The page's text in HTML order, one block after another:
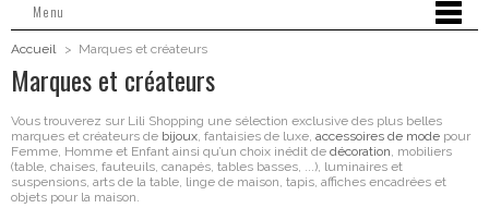
Menu
Accueil > Marques et créateurs
Marques et créateurs
Vous trouverez sur Lili Shopping une sélection exclusive des plus belles
marques et créateurs de bijoux, fantaisies de luxe, accessoires de mode pour
Femme, Homme et Enfant ainsi qu’un choix inédit de décoration, mobiliers
(table, chaises, fauteuils, canapés, tables basses, ...), luminaires et
suspensions, arts de la table, linge de maison, tapis, affiches encadrées et
objets pour la maison.